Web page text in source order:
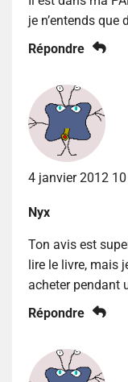
je n’entends que
Répondre
4 janvier 2012
Nyx
Ton avis est
lire le livre, mais
acheter pendant
Répondre